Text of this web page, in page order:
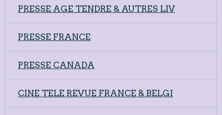
PRESSE AGE TENDRE & AUTRES LIV
PRESSE FRANCE
PRESSE CANADA
CINE TELE REVUE FRANCE & BELGI